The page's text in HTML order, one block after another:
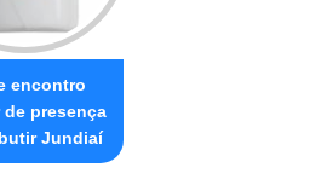
encontro
presença
Jundiaí